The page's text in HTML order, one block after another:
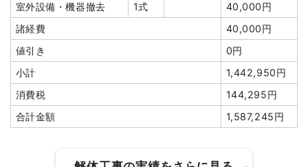
室外設備・機器撤去
1式
40,000円
諸経費
40,000円
値引き
0円
小計
1,442,950円
消費税
144,295円
合計金額
1,587,245円